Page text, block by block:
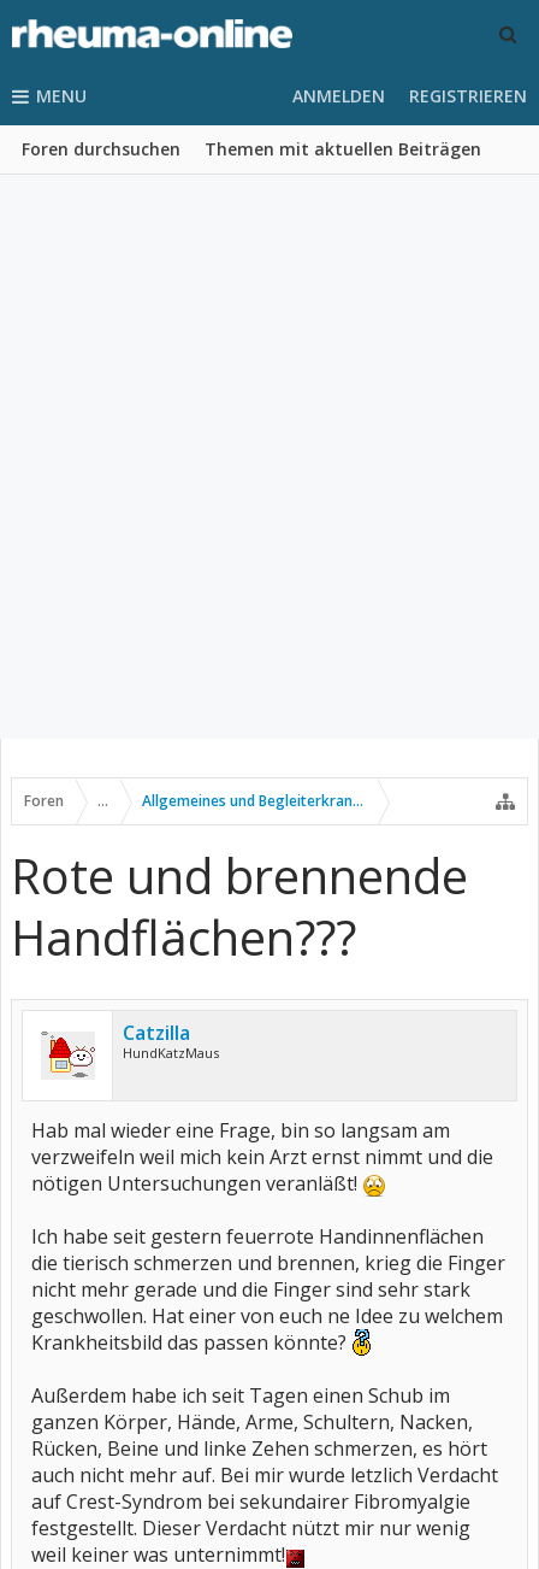
MENU
Foren durchsuchen Themen mit aktuellen Beiträgen
ANMELDEN REGISTRIEREN
Foren ... Allgemeines und Begleiterkrankungen
Rote und brennende
Handflächen???
Catzilla
HundKatzMaus
Hab mal wieder eine Frage, bin so langsam am
verzweifeln weil mich kein Arzt ernst nimmt und die
nötigen Untersuchungen veranläßt!
Ich habe seit gestern feuerrote Handinnenflächen
die tierisch schmerzen und brennen, krieg die Finger
nicht mehr gerade und die Finger sind sehr stark
geschwollen. Hat einer von euch ne Idee zu welchem
Krankheitsbild das passen könnte?
Außerdem habe ich seit Tagen einen Schub im
ganzen Körper, Hände, Arme, Schultern, Nacken,
Rücken, Beine und linke Zehen schmerzen, es hört
auch nicht mehr auf. Bei mir wurde letzlich Verdacht
auf Crest-Syndrom bei sekundairer Fibromyalgie
festgestellt. Dieser Verdacht nützt mir nur wenig
weil keiner was unternimmt!